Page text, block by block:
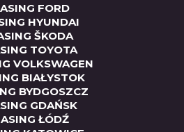
FORD
HYUNDAI
ŠKODA
TOYOTA
VOLKSWAGEN
BIAŁYSTOK
BYDGOSZCZ
GDAŃSK
ŁÓDŹ